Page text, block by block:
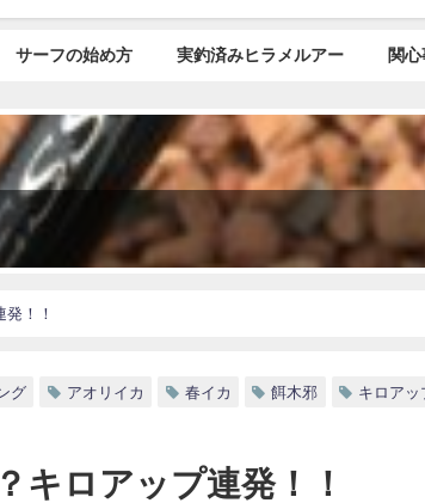
サーフの始め方 実釣済みヒラメルアー 関
！！
グ アオリイカ 春イカ 餌木邪 キロアッ
キロアップ連発！！